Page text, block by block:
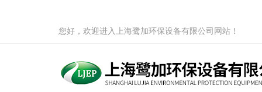
您好，欢迎进入上海鹭加环保设备有限公司网站！